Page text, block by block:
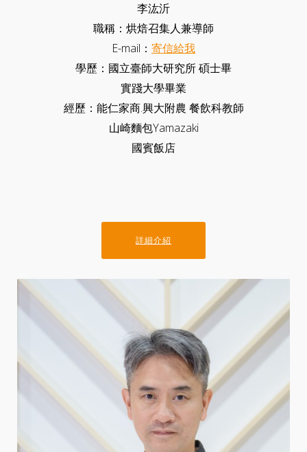
李汯沂
職稱：烘焙召集人兼導師
E-mail： 寄信給我
學歷：國立臺師大研究所 碩士畢
實踐大學畢業
經歷：能仁家商.興大附農 餐飲科教師
山崎麵包Yamazaki
國賓飯店
詳細介紹